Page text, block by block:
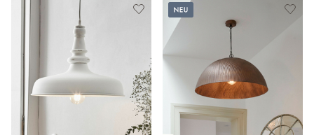
Neu